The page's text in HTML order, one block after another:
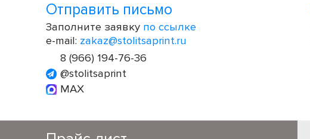
Отправить письмо
Заполните заявку по ссылке
e-mail: zakaz@stolitsaprint.ru
8 (966) 194-76-36
@stolitsaprint
MAX